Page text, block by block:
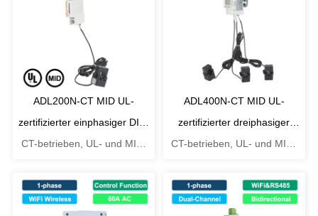
ADL200N-CT MID UL-
zertifizierter einphasiger DIN-
Schienen-Energiemesser
CT-betrieben, UL- und MID-
ADL400N-CT MID UL-
zertifizierter dreiphasiger
DIN-Schienen-
CT-betrieben, UL- und MID-